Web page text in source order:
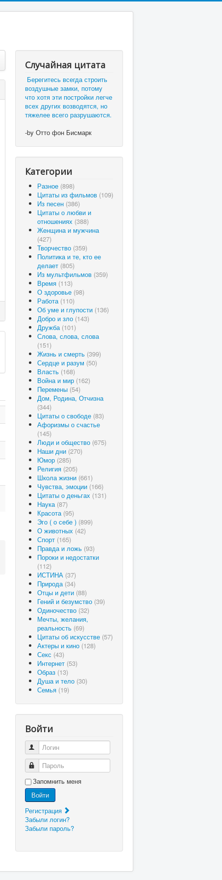
Случайная цитата
Берегитесь всегда строить
воздушные замки, потому
что хотя эти постройки легче
всех других возводятся, но
тяжелее всего разрушаются.
-by Отто фон Бисмарк
Категории
Разное (898)
Цитаты из фильмов (109)
Из песен (386)
Цитаты о любви и
отношениях (388)
Женщина и мужчина
(427)
Творчество (359)
Политика и те, кто ее
делает (805)
Из мультфильмов (359)
Время (113)
О здоровье (98)
Работа (110)
Об уме и глупости (136)
Добро и зло (143)
Дружба (101)
Слова, слова, слова
(151)
Жизнь и смерть (399)
Сердце и разум (50)
Власть (168)
Война и мир (162)
Перемены (54)
Дом, Родина, Отчизна
(344)
Цитаты о свободе (83)
Афоризмы о счастье
(145)
Люди и общество (675)
Наши дни (270)
Юмор (285)
Религия (205)
Школа жизни (661)
Чувства, эмоции (166)
Цитаты о деньгах (131)
Наука (87)
Красота (95)
Эго ( о себе ) (899)
О животных (42)
Спорт (165)
Правда и ложь (93)
Пороки и недостатки
(112)
ИСТИНА (37)
Природа (34)
Отцы и дети (88)
Гений и безумство (39)
Одиночество (32)
Мечты, желания,
реальность (69)
Цитаты об искусстве (57)
Актеры и кино (128)
Секс (43)
Интернет (53)
Образ (13)
Душа и тело (30)
Семья (19)
Войти
Логин
Пароль
Запомнить меня
Войти
Регистрация
Забыли логин?
Забыли пароль?